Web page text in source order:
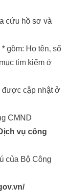
cứu hồ sơ và
gồm: Họ tên, số
tìm kiếm ở
được cập nhật ở
CMND
vụ công
của Bộ Công